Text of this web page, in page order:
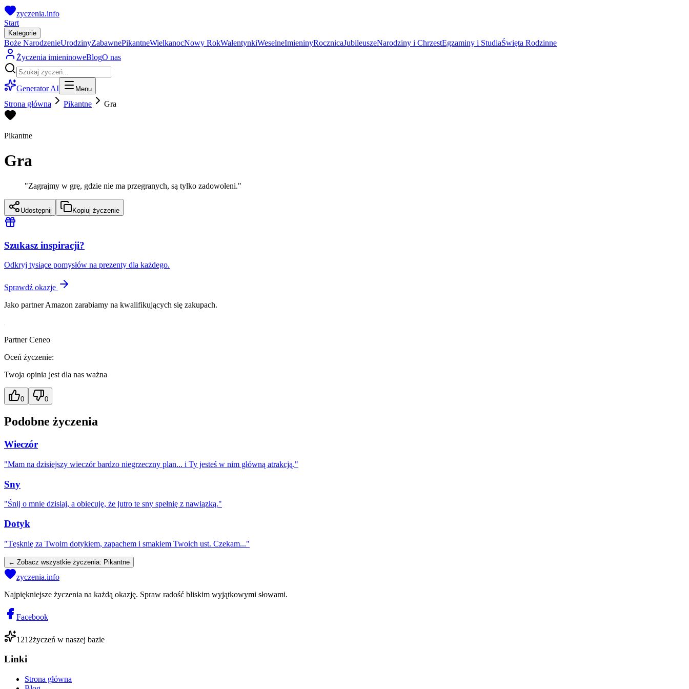
zyczenia.info
Start
Kategorie
Boże NarodzenieUrodzinyZabawnePikantneWielkanocNowy RokWalentynkiWeselneImieninyRocznicaJubileuszeNarodziny i ChrzestEgzaminy i StudiaŚwięta Rodzinne
Życzenia imieninoweBlogO nas
Generator AI Menu
Strona główna Pikantne Gra
Pikantne
Gra
"Zagrajmy w grę, gdzie nie ma przegranych, są tylko zadowoleni."
Udostępnij Kopiuj życzenie
Szukasz inspiracji?
Odkryj tysiące pomysłów na prezenty dla każdego.
Sprawdź okazje
Jako partner Amazon zarabiamy na kwalifikujących się zakupach.
Partner Ceneo
Oceń życzenie:
Twoja opinia jest dla nas ważna
0 0
Podobne życzenia
Wieczór
"Mam na dzisiejszy wieczór bardzo niegrzeczny plan... i Ty jesteś w nim główną atrakcją."
Sny
"Śnij o mnie dzisiaj, a obiecuję, że jutro te sny spełnię z nawiązką."
Dotyk
"Tęsknię za Twoim dotykiem, zapachem i smakiem Twoich ust. Czekam..."
← Zobacz wszystkie życzenia: Pikantne
zyczenia.info
Najpiękniejsze życzenia na każdą okazję. Spraw radość bliskim wyjątkowymi słowami.
Facebook
1212życzeń w naszej bazie
Linki
Strona główna